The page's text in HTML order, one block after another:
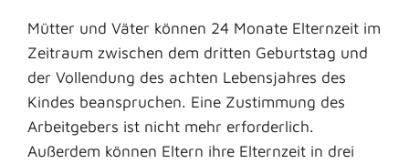
Mütter und Väter können 24 Monate Elternzeit im
Zeitraum zwischen dem dritten Geburtstag und
der Vollendung des achten Lebensjahres des
Kindes beanspruchen. Eine Zustimmung des
Arbeitgebers ist nicht mehr erforderlich.
Außerdem können Eltern ihre Elternzeit in drei